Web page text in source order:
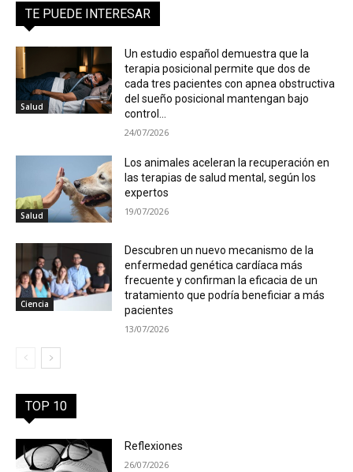
TE PUEDE INTERESAR
Salud
Un estudio español demuestra que la
terapia posicional permite que dos de
cada tres pacientes con apnea obstructiva
del sueño posicional mantengan bajo
control...
24/07/2026
Salud
Los animales aceleran la recuperación en
las terapias de salud mental, según los
expertos
19/07/2026
Ciencia
Descubren un nuevo mecanismo de la
enfermedad genética cardíaca más
frecuente y confirman la eficacia de un
tratamiento que podría beneficiar a más
pacientes
13/07/2026
TOP 10
Reflexiones
26/07/2026